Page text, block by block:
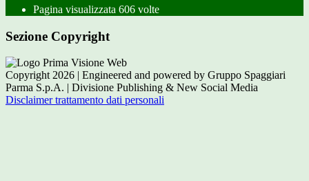
Pagina visualizzata 606 volte
Sezione Copyright
Copyright 2026 | Engineered and powered by Gruppo Spaggiari
Parma S.p.A. | Divisione Publishing & New Social Media
Disclaimer trattamento dati personali